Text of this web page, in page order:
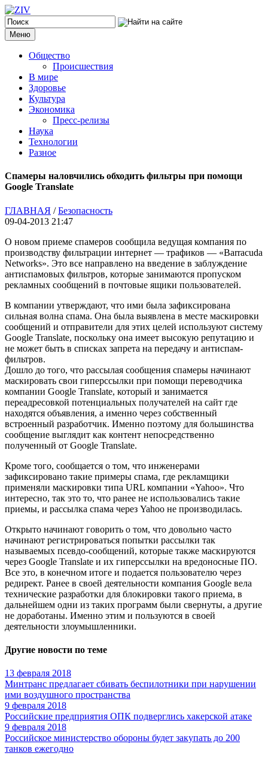
Меню
Общество
Происшествия
В мире
Здоровье
Культура
Экономика
Пресс-релизы
Наука
Технологии
Разное
Спамеры наловчились обходить фильтры при помощи
Google Translate
ГЛАВНАЯ /Безопасность
09-04-2013 21:47
О новом приеме спамеров сообщила ведущая компания по
производству фильтрации интернет — трафиков — «Barracuda
Networks». Это все направлено на введение в заблуждение
антиспамовых фильтров, которые занимаются пропуском
рекламных сообщений в почтовые ящики пользователей.
В компании утверждают, что ими была зафиксирована
сильная волна спама. Она была выявлена в месте маскировки
сообщений и отправители для этих целей используют систему
Google Translate, поскольку она имеет высокую репутацию и
не может быть в списках запрета на передачу и антиспам-
фильтров.
Дошло до того, что рассылая сообщения спамеры начинают
маскировать свои гиперссылки при помощи переводчика
компании Google Translate, который и занимается
переадресовкой потенциальных получателей на сайт где
находятся объявления, а именно через собственный
встроенный разработчик. Именно поэтому для большинства
сообщение выглядит как контент непосредственно
полученный от Google Translate.
Кроме того, сообщается о том, что инженерами
зафиксировано такие примеры спама, где рекламщики
применяли маскировки типа URL компании «Yahoo». Что
интересно, так это то, что ранее не использовались такие
приемы, и рассылка спама через Yahoo не производилась.
Открыто начинают говорить о том, что довольно часто
начинают регистрироваться попытки рассылки так
называемых псевдо-сообщений, которые также маскируются
через Google Translate и их гиперссылки на вредоносные ПО.
Все это, в конечном итоге и подается пользователю через
редирект. Ранее в своей деятельности компания Google вела
технические разработки для блокировки такого приема, в
дальнейшем одни из таких программ были свернуты, а другие
не доработаны. Именно этим и пользуются в своей
деятельности злоумышленники.
Другие новости по теме
13 февраля 2018
Минтранс предлагает сбивать беспилотники при нарушении
ими воздушного пространства
9 февраля 2018
Российские предприятия ОПК подверглись хакерской атаке
9 февраля 2018
Российское министерство обороны будет закупать до 200
танков ежегодно